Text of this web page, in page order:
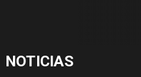
NOTICIAS